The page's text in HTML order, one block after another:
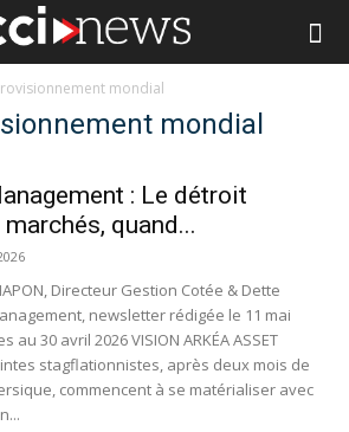
mondial
mondial
: Le détroit
quand...
Directeur Gestion Cotée & Dette
newsletter rédigée le 11 mai
30 avril 2026 VISION ARKÉA ASSET
stagflationnistes, après deux mois de
commencent à se matérialiser avec